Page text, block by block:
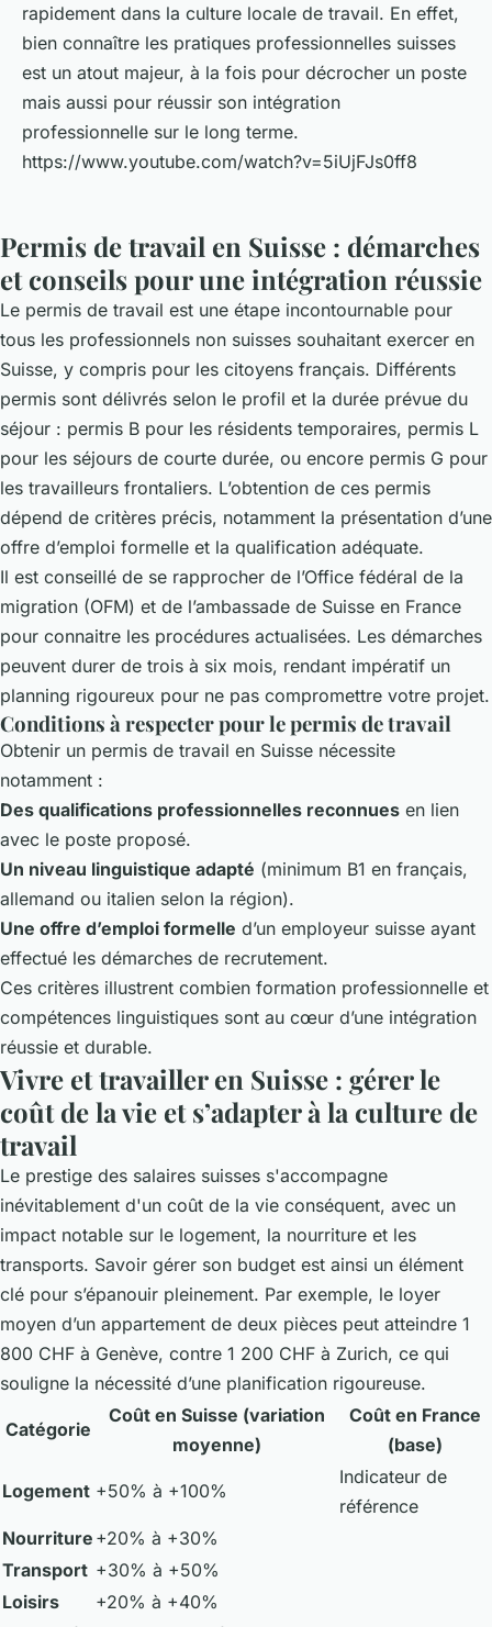
rapidement dans la culture locale de travail. En effet,
bien connaître les pratiques professionnelles suisses
est un atout majeur, à la fois pour décrocher un poste
mais aussi pour réussir son intégration
professionnelle sur le long terme.
https://www.youtube.com/watch?v=5iUjFJs0ff8
Permis de travail en Suisse : démarches
et conseils pour une intégration réussie
Le permis de travail est une étape incontournable pour
tous les professionnels non suisses souhaitant exercer en
Suisse, y compris pour les citoyens français. Différents
permis sont délivrés selon le profil et la durée prévue du
séjour : permis B pour les résidents temporaires, permis L
pour les séjours de courte durée, ou encore permis G pour
les travailleurs frontaliers. L’obtention de ces permis
dépend de critères précis, notamment la présentation d’une
offre d’emploi formelle et la qualification adéquate.
Il est conseillé de se rapprocher de l’Office fédéral de la
migration (OFM) et de l’ambassade de Suisse en France
pour connaitre les procédures actualisées. Les démarches
peuvent durer de trois à six mois, rendant impératif un
planning rigoureux pour ne pas compromettre votre projet.
Conditions à respecter pour le permis de travail
Obtenir un permis de travail en Suisse nécessite
notamment :
Des qualifications professionnelles reconnues en lien
avec le poste proposé.
Un niveau linguistique adapté (minimum B1 en français,
allemand ou italien selon la région).
Une offre d’emploi formelle d’un employeur suisse ayant
effectué les démarches de recrutement.
Ces critères illustrent combien formation professionnelle et
compétences linguistiques sont au cœur d’une intégration
réussie et durable.
Vivre et travailler en Suisse : gérer le
coût de la vie et s’adapter à la culture de
travail
Le prestige des salaires suisses s'accompagne
inévitablement d'un coût de la vie conséquent, avec un
impact notable sur le logement, la nourriture et les
transports. Savoir gérer son budget est ainsi un élément
clé pour s’épanouir pleinement. Par exemple, le loyer
moyen d’un appartement de deux pièces peut atteindre 1
800 CHF à Genève, contre 1 200 CHF à Zurich, ce qui
souligne la nécessité d’une planification rigoureuse.
Catégorie
Coût en Suisse (variation
moyenne)
Coût en France
(base)
Logement +50% à +100%
Indicateur de
référence
Nourriture +20% à +30%
Transport +30% à +50%
Loisirs
+20% à +40%